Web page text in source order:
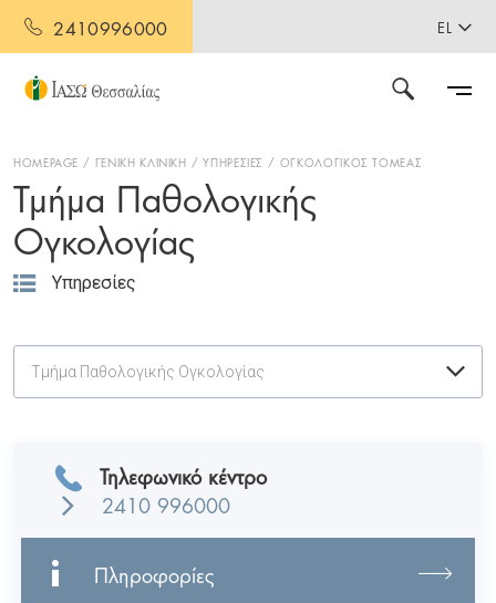
2410996000 EL
HOMEPAGE ΓΕΝΙΚΗ ΚΛΙΝΙΚΗ ΥΠΗΡΕΣΙΕΣ ΟΓΚΟΛΟΓΙΚΟΣ ΤΟΜΕΑΣ
Τμήμα Παθολογικής
Ογκολογίας
Υπηρεσίες
Τμήμα Παθολογικής Ογκολογίας
Τηλεφωνικό κέντρο
2410 996000
Πληροφορίες